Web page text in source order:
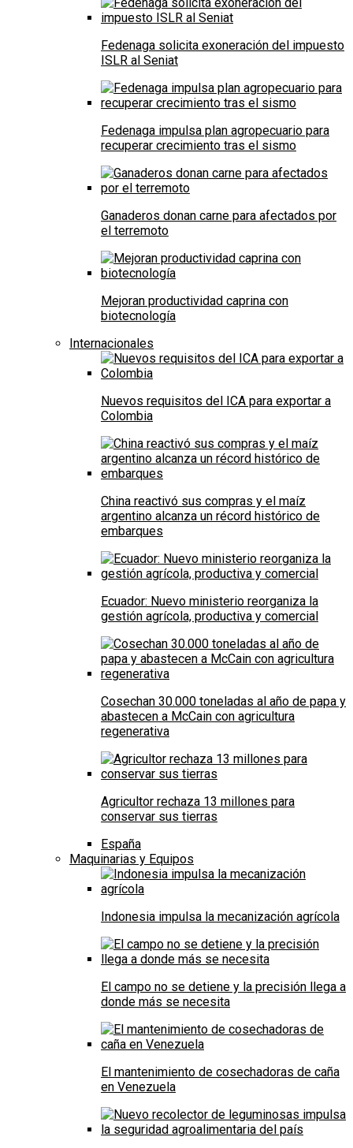
Fedenaga solicita exoneración del impuesto
ISLR al Seniat
Fedenaga impulsa plan agropecuario para
recuperar crecimiento tras el sismo
Ganaderos donan carne para afectados por
el terremoto
Mejoran productividad caprina con
biotecnología
Internacionales
Nuevos requisitos del ICA para exportar a
Colombia
China reactivó sus compras y el maíz
argentino alcanza un récord histórico de
embarques
Ecuador: Nuevo ministerio reorganiza la
gestión agrícola, productiva y comercial
Cosechan 30.000 toneladas al año de papa y
abastecen a McCain con agricultura
regenerativa
Agricultor rechaza 13 millones para
conservar sus tierras
España
Maquinarias y Equipos
Indonesia impulsa la mecanización agrícola
El campo no se detiene y la precisión llega a
donde más se necesita
El mantenimiento de cosechadoras de caña
en Venezuela